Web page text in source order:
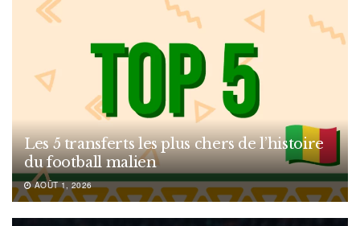
Les 5 transferts les plus chers de l’histoire
du football malien
AOÛT 1, 2026